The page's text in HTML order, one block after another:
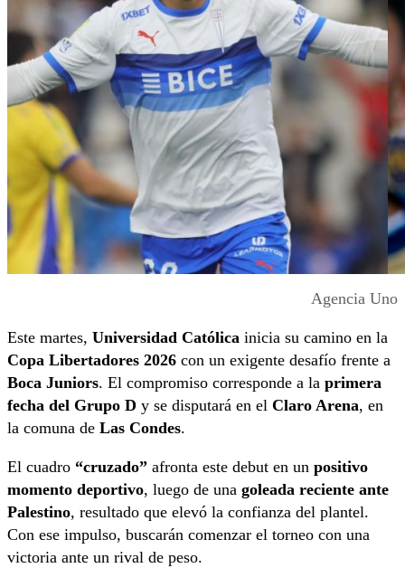
Agencia Uno
Este martes, Universidad Católica inicia su camino en la
Copa Libertadores 2026 con un exigente desafío frente a
Boca Juniors. El compromiso corresponde a la primera
fecha del Grupo D y se disputará en el Claro Arena, en
la comuna de Las Condes.
El cuadro “cruzado” afronta este debut en un positivo
momento deportivo, luego de una goleada reciente ante
Palestino, resultado que elevó la confianza del plantel.
Con ese impulso, buscarán comenzar el torneo con una
victoria ante un rival de peso.